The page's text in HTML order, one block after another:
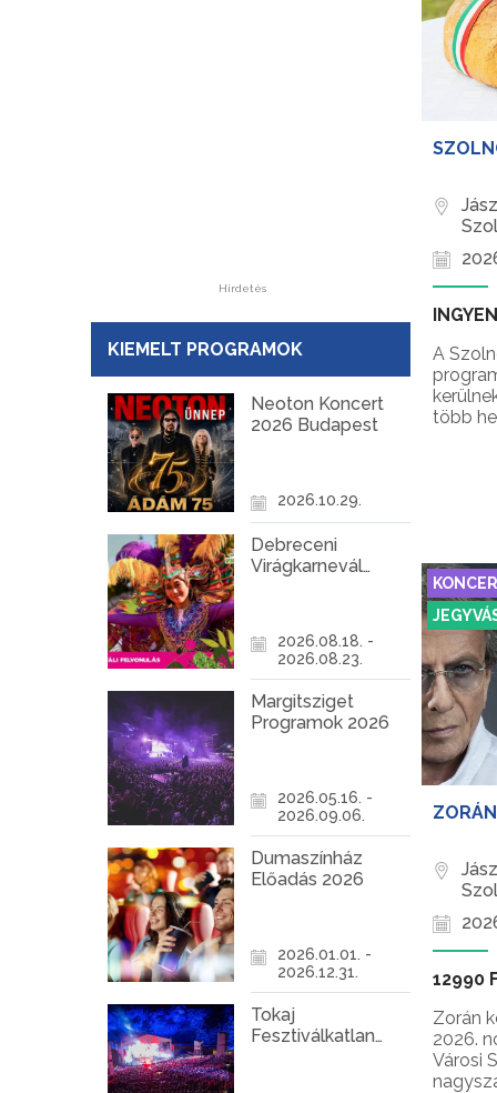
Hirdetés
KIEMELT PROGRAMOK
Neoton Koncert
2026 Budapest
2026.10.29.
Debreceni
Virágkarnevál
2026.08.18. -
2026.08.23.
Margitsziget
Programok 2026
2026.05.16. -
2026.09.06.
Dumaszínház
Előadás 2026
2026.01.01. -
2026.12.31.
Tokaj
Fesztiválkatlan
A
több
a
12990
Zorán
2026.
Városi